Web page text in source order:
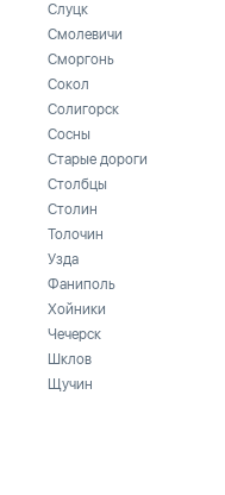
Слуцк
Смолевичи
Сморгонь
Сокол
Солигорск
Сосны
Старые дороги
Столбцы
Столин
Толочин
Узда
Фаниполь
Хойники
Чечерск
Шклов
Щучин